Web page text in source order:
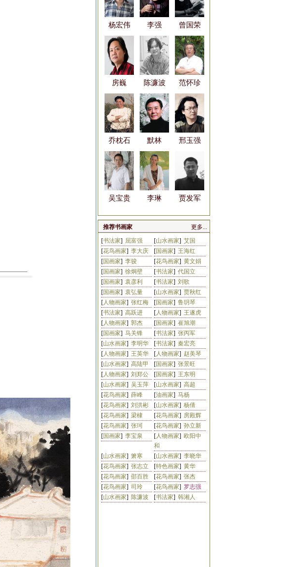
杨宏伟 李强 曾国荣
房巍 陈濂波 范怀珍
乔枕石 默林 邢玉强
吴宝贵 李琳 贾发军
王清健 陈濂波 郭建明
李尚昱 李振 高克勤
张勇 沈宁波 张伟革
张毅敏 丁万春 李峰
王鸿玉 杨光 张海江
更多...
推荐书画家
[书法家] 屈富强 [山水画家] 艾国
[花鸟画家] 李大庆 [国画家] 王海红
[国画家] 李骏 [花鸟画家] 黄文娟
[国画家] 徐炯壁 [书法家] 代国立
[国画家] 袁彦利 [书法家] 刘歌
[国画家] 袁弘量 [山水画家] 贾秋红
[人物画家] 张红梅 [国画家] 鲁玥琴
[书法家] 高跃进 [人物画家] 王遂虎
[人物画家] 郭杰 [国画家] 崔旭潮
[国画家] 马关锋 [书法家] 张丙军
[山水画家] 李明华 [书法家] 秦宏亮
[人物画家] 王英华 [人物画家] 赵美琴
[山水画家] 高陆甲 [国画家] 张景旺
[人物画家] 刘郑公 [国画家] 王东明
[山水画家] 吴玉萍 [山水画家] 高超
[花鸟画家] 薛峰 [油画家] 马杨
[花鸟画家] 刘洪彬 [山水画家] 杨倩
[花鸟画家] 梁棣 [花鸟画家] 房殿辉
[花鸟画家] 张珂 [花鸟画家] 孙立新
[国画家] 李宝泉 [人物画家] 欧阳中
和
[山水画家] 箫寒 [山水画家] 李晓华
[花鸟画家] 张志立 [特色画家] 黄华
[花鸟画家] 邵百胜 [花鸟画家] 张杰
[花鸟画家] 司玲 [花鸟画家] 罗志强
[山水画家] 陈濂波 [书法家] 韩湘人